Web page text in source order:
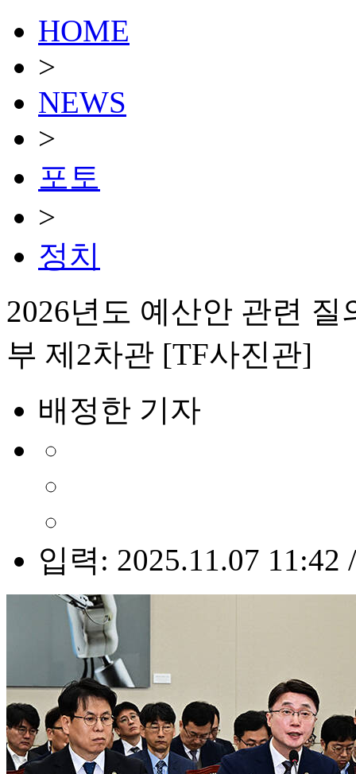
HOME
>
NEWS
>
포토
>
정치
2026년도 예산안 관련
부 제2차관 [TF사진관]
배정한 기자
입력: 2025.11.07 11:42